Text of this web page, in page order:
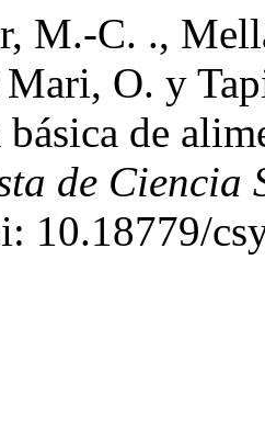
M.-C. .,
O. y
básica de
de Ciencia
10.18779/